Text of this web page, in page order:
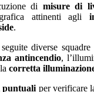
di misure di
grafica attinenti agli
.
diverse
antincendio,
corretta
puntuali per verificare